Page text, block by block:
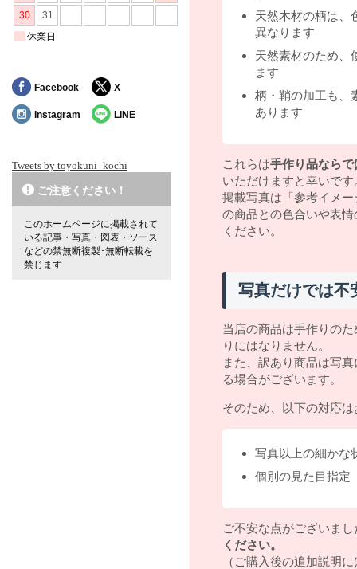
天然木材の柄は、
異なります
天然素材のため、
ます
柄・鞘の加工も、
あります
これらは手作り品なら
いただけますと幸いです
掲載写真は「参考イメ
の商品との色合いや表
ください。
写真だけでは不
当店の商品は手作りの
りにはなりません。
また、訳あり商品は写
る場合がございます。
そのため、以下の対応
写真以上の細かな
個別の見た目指定
ご不安な点がございまし
ください。
（ご購入後の追加説明
Facebook X
Instagram LINE
Tweets by toyokuni_kochi
ご注意ください！
このホームページに掲載されて
いる記事・写真・図表・ソース
などの禁無断複製･無断転載を
禁じます